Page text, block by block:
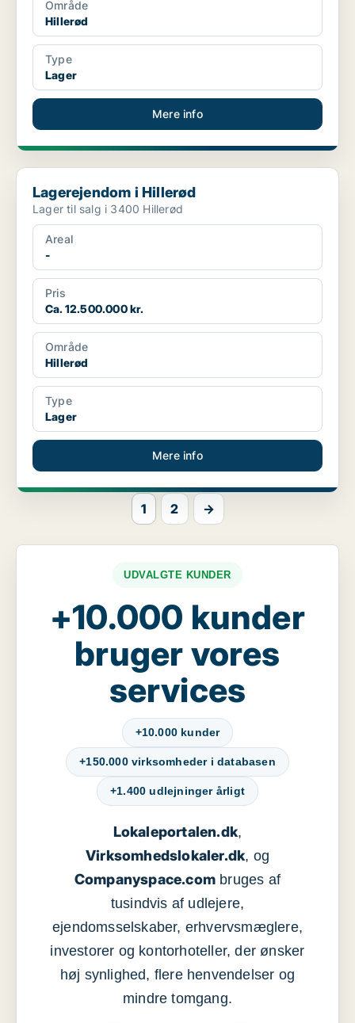
Område
Hillerød
Type
Lager
Mere info
Lagerejendom i Hillerød
Lagerejendom i Hillerød
Lager til salg i 3400 Hillerød
Areal
-
Pris
Ca. 12.500.000 kr.
Område
Hillerød
Type
Lager
Mere info
1 2 →
UDVALGTE KUNDER
+10.000 kunder
bruger vores
services
+10.000 kunder
+150.000 virksomheder i databasen
+1.400 udlejninger årligt
Lokaleportalen.dk,
Virksomhedslokaler.dk, og
Companyspace.com bruges af
tusindvis af udlejere,
ejendomsselskaber, erhvervsmæglere,
investorer og kontorhoteller, der ønsker
høj synlighed, flere henvendelser og
mindre tomgang.